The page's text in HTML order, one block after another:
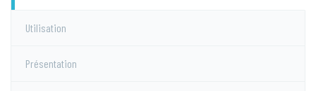
Utilisation
Présentation